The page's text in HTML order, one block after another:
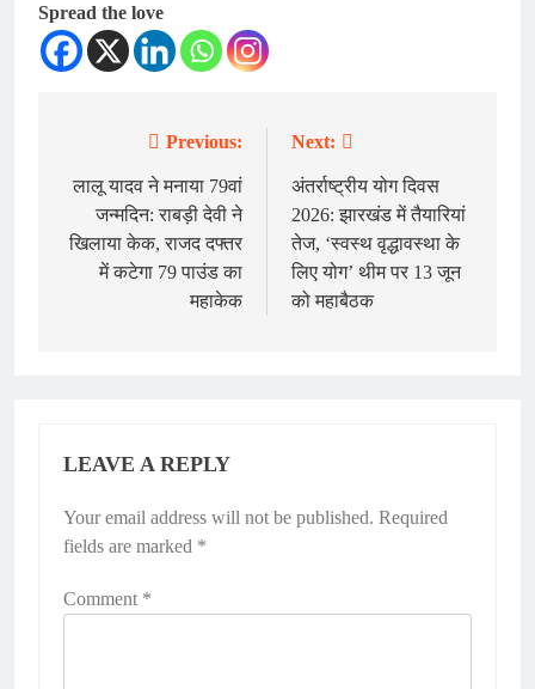
Spread the love
navigation
Previous:
लालू यादव ने मनाया 79वां
जन्मदिन: राबड़ी देवी ने
खिलाया केक, राजद दफ्तर
में कटेगा 79 पाउंड का
महाकेक
Next:
अंतर्राष्ट्रीय योग दिवस
2026: झारखंड में तैयारियां
तेज, ‘स्वस्थ वृद्धावस्था के
लिए योग’ थीम पर 13 जून
को महाबैठक
LEAVE A REPLY
Your email address will not be published. Required
fields are marked *
Comment *